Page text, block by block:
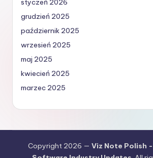
styczeń 2026
grudzień 2025
październik 2025
wrzesień 2025
maj 2025
kwiecień 2025
marzec 2025
Copyright 2026 — Viz Note Polish